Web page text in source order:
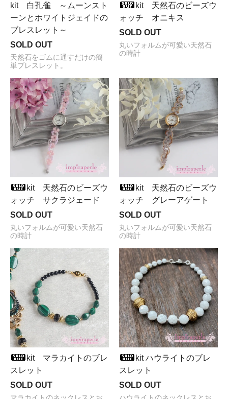
kit 白孔雀 ～ムーンスト
ーンとホワイトジェイドの
ブレスレット～
SOLD OUT
天然石をゴムに通すだけの簡
単ブレスレット。
kit 天然石のビーズウ
ォッチ オニキス
SOLD OUT
丸いフォルムが可愛い天然石
の時計
kit 天然石のビーズウ
ォッチ サクラジェード
SOLD OUT
丸いフォルムが可愛い天然石
の時計
kit 天然石のビーズウ
ォッチ グレーアゲート
SOLD OUT
丸いフォルムが可愛い天然石
の時計
kit マラカイトのブレ
スレット
SOLD OUT
kit ハウライトのブレ
スレット
SOLD OUT